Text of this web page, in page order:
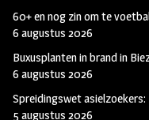
60+ en nog zin om te
6 augustus 2026
Buxusplanten in brand in
6 augustus 2026
Spreidingswet
5 augustus 2026